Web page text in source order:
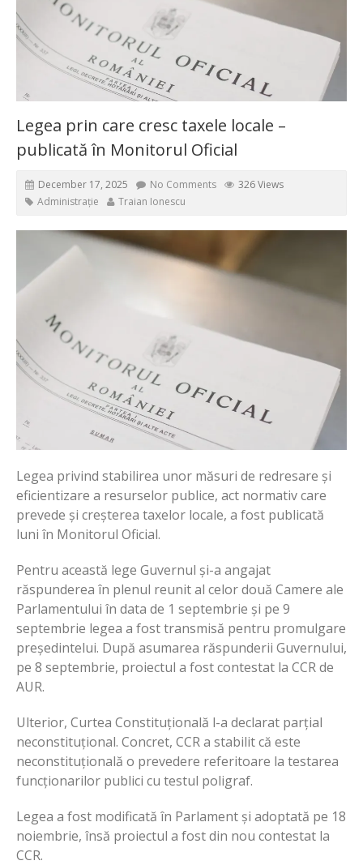
Legea prin care cresc taxele locale –
publicată în Monitorul Oficial
December 17, 2025 No Comments
326 Views
Administrație
Traian Ionescu
Legea privind stabilirea unor măsuri de redresare și
eficientizare a resurselor publice, act normativ care
prevede și creșterea taxelor locale, a fost publicată
luni în Monitorul Oficial.
Pentru această lege Guvernul și-a angajat
răspunderea în plenul reunit al celor două Camere ale
Parlamentului în data de 1 septembrie și pe 9
septembrie legea a fost transmisă pentru promulgare
președintelui. După asumarea răspunderii Guvernului,
pe 8 septembrie, proiectul a fost contestat la CCR de
AUR.
Ulterior, Curtea Constituțională l-a declarat parțial
neconstituțional. Concret, CCR a stabilit că este
neconstituțională o prevedere referitoare la testarea
funcționarilor publici cu testul poligraf.
Legea a fost modificată în Parlament și adoptată pe 18
noiembrie, însă proiectul a fost din nou contestat la
CCR.